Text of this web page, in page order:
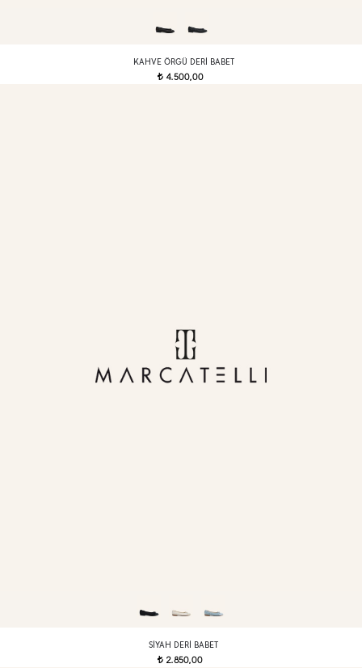
KAHVE ÖRGÜ DERI BABET
t4.500,00
SIYAH DERI BABET
t 2.850,00